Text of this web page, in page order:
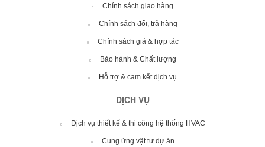
Chính sách giao hàng
Chính sách đổi, trả hàng
Chính sách giá & hợp tác
Bảo hành & Chất lượng
Hỗ trợ & cam kết dịch vụ
DỊCH VỤ
Dịch vụ thiết kế & thi công hệ thống HVAC
Cung ứng vật tư dự án